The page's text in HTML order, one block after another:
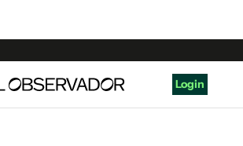
Login